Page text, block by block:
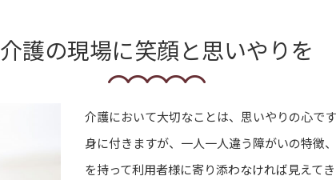
介護の現場に笑顔と思いやりを
介護において大切なことは、思いやりの心で
身に付きますが、一人一人違う障がいの特徴
を持って利用者様に寄り添わなければ見えて